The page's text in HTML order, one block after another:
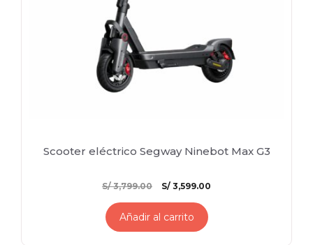
Scooter eléctrico Segway Ninebot Max G3
S/3,799.00
El
original
S/ 3,599.00
Añadir al carrito